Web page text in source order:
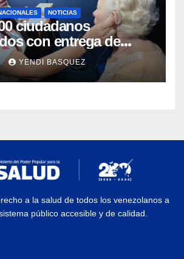
NOTICIAS
ciudadanos
con entrega de
en el Centro de
J.J. Arvelo
YENDI BASQUEZ
a la salud de todos los venezolanos a
público accesible y de calidad.